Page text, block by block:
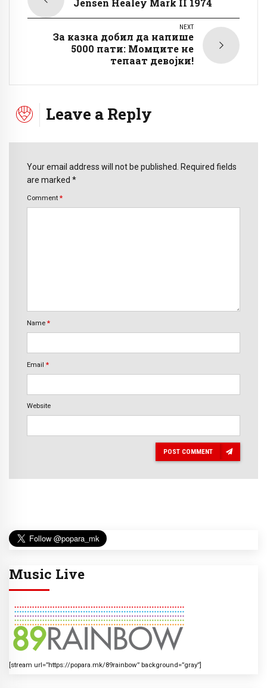
Jensen Healey Mark II 1974
NEXT
За казна добил да напише
5000 пати: Момците не
тепаат девојки!
Leave a Reply
Your email address will not be published. Required fields
are marked *
Comment *
Name *
Email *
Website
POST COMMENT
Music Live
[stream url=”https://popara.mk/89rainbow” background=”gray”]